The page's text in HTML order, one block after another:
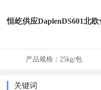
恒屹供应DaplenDS601北
产品规格： 25kg/包
关键词